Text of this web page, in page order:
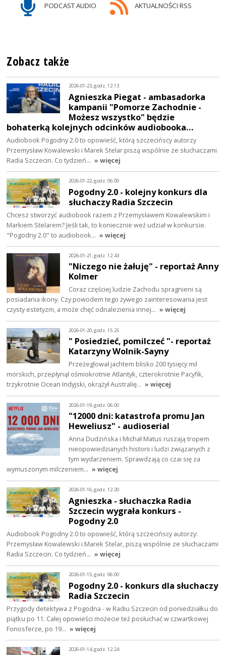
PODCAST AUDIO AKTUALNOŚCI RSS
Zobacz także
2026-01-23, godz. 12:13
Agnieszka Piegat - ambasadorka
kampanii "Pomorze Zachodnie -
Możesz wszystko" będzie
bohaterką kolejnych odcinków audiobooka…
Audiobook Pogodny 2.0 to opowieść, którą szczecińscy autorzy
Przemysław Kowalewski i Marek Stelar piszą wspólnie ze słuchaczami
Radia Szczecin. Co tydzień… » więcej
2026-01-22, godz. 06:00
Pogodny 2.0 - kolejny konkurs dla
słuchaczy Radia Szczecin
Chcesz stworzyć audiobook razem z Przemysławem Kowalewskim i
Markiem Stelarem? Jeśli tak, to koniecznie weź udział w konkursie.
"Pogodny 2.0" to audiobook… » więcej
2026-01-21, godz. 12:43
"Niczego nie żałuję" - reportaż Anny
Kolmer
Coraz częściej ludzie Zachodu spragnieni są
posiadania ikony. Czy powodem tego żywego zainteresowania jest
czysty estetyzm, a może chęć odnalezienia innej… » więcej
2026-01-20, godz. 15:25
" Posiedzieć, pomilczeć "- reportaż
Katarzyny Wolnik-Sayny
Przeżeglował jachtem blisko 200 tysięcy mil
morskich, przepłynął ośmiokrotnie Atlantyk, czterokrotnie Pacyfik,
trzykrotnie Ocean Indyjski, okrążył Australię… » więcej
2026-01-19, godz. 06:00
"12000 dni: katastrofa promu Jan
Heweliusz" - audioserial
Anna Dudzińska i Michał Matus ruszają tropem
nieopowiedzianych historii i ludzi związanych z
tym wydarzeniem. Sprawdzają co czai się za
wymuszonym milczeniem… » więcej
2026-01-16, godz. 12:20
Agnieszka - słuchaczka Radia
Szczecin wygrała konkurs -
Pogodny 2.0
Audiobook Pogodny 2.0 to opowieść, którą szczecińscy autorzy:
Przemysław Kowalewski i Marek Stelar, piszą wspólnie ze słuchaczami
Radia Szczecin. Co tydzień… » więcej
2026-01-15, godz. 06:00
Pogodny 2.0 - konkurs dla słuchaczy
Radia Szczecin
Przygody detektywa z Pogodna - w Radiu Szczecin od poniedziałku do
piątku po 11. Całej opowieści możecie też posłuchać w czwartkowej
Fonosferze, po 19… » więcej
2026-01-14, godz. 12:24